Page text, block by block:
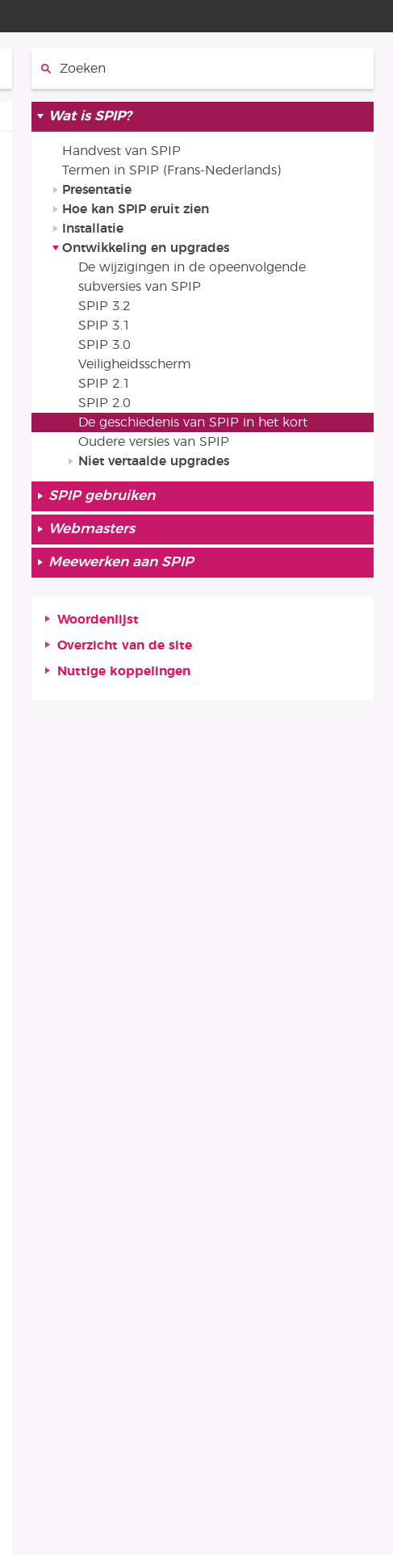
Wat is SPIP?
Handvest van SPIP
Termen in SPIP (Frans-Nederlands)
Presentatie
Hoe kan SPIP eruit zien
Installatie
Ontwikkeling en upgrades
De wijzigingen in de opeenvolgende
subversies van SPIP
SPIP 3.2
SPIP 3.1
SPIP 3.0
Veiligheidsscherm
SPIP 2.1
SPIP 2.0
De geschiedenis van SPIP in het kort
Oudere versies van SPIP
Niet vertaalde upgrades
SPIP gebruiken
Webmasters
Meewerken aan SPIP
Woordenlijst
Overzicht van de site
Nuttige koppelingen